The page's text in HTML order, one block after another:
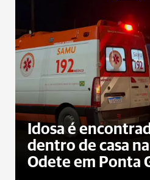
Idosa é
dentro de casa
Odete em Ponta